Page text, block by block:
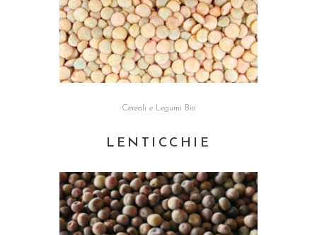
Cereali e Legumi Bio
LENTICCHIE